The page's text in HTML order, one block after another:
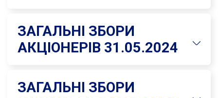
ЗАГАЛЬНІ ЗБОРИ
АКЦІОНЕРІВ 31.05.2024
ЗАГАЛЬНІ ЗБОРИ